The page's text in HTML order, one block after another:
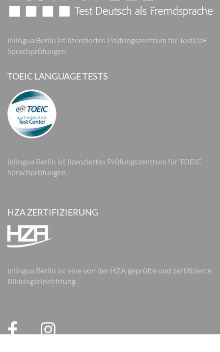
inlingua Berlin ist lizenziertes Prüfungszentrum für TestDaF
Sprachprüfungen.
TOEIC LANGUAGE TESTS
inlingua Berlin ist lizenziertes Prüfungszentrum für TOEIC
Sprachprüfungen.
HZA ZERTIFIZIERUNG
inlingua Berlin ist eine von der HZA geprüfte und zertifizierte
Bildungseinrichtung.